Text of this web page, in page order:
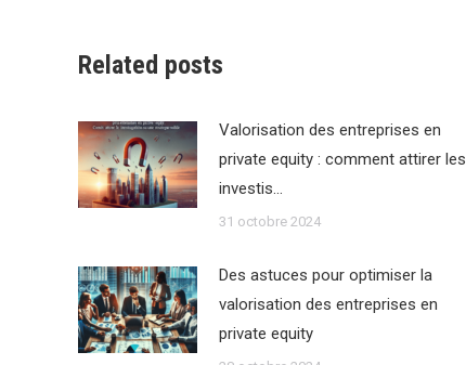
Related posts
Valorisation des entreprises en
private equity : comment attirer les
investis…
31 octobre 2024
Des astuces pour optimiser la
valorisation des entreprises en
private equity